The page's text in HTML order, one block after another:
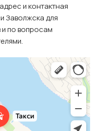
и контактная
Заволжска для
по вопросам